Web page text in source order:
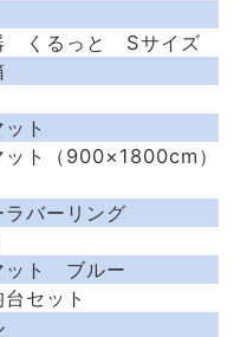
くるっと Sサイズ
ト
ット（900×1800cm）
バーリング
ット ブルー
セット